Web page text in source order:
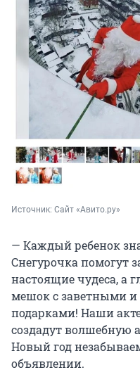
Источник: Сайт «Авито.ру»
— Каждый ребенок
Снегурочка помогут
настоящие чудеса, а
мешок с заветными
подарками! Наши
создадут волшебную
Новый год
объявлении.